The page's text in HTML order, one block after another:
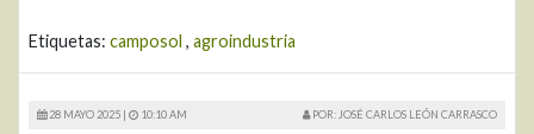
Etiquetas: camposol , agroindustria
28 MAYO 2025 | 10:10 AM POR: JOSÉ CARLOS LEÓN CARRASCO